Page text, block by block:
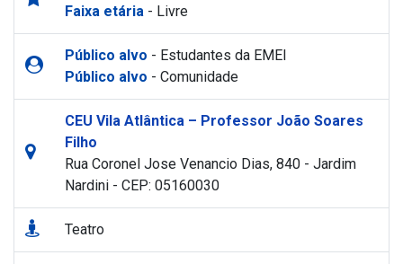
Faixa etária - Livre
Público alvo - Estudantes da EMEI
Público alvo - Comunidade
CEU Vila Atlântica – Professor João Soares
Filho
Rua Coronel Jose Venancio Dias, 840 - Jardim
Nardini - CEP: 05160030
Teatro